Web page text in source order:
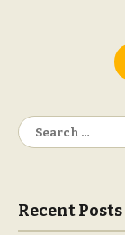
Search
for:
Recent Posts